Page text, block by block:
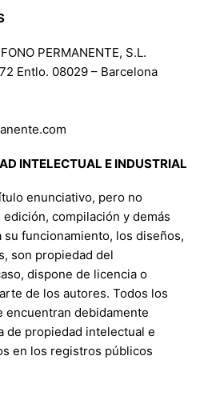
PERMANENTE, S.L.
Entlo. 08029 – Barcelona
INTELECTUAL E INDUSTRIAL
enunciativo, pero no
compilación y demás
funcionamiento, los diseños,
son propiedad del
dispone de licencia o
de los autores. Todos los
debidamente
de propiedad intelectual e
en los registros públicos